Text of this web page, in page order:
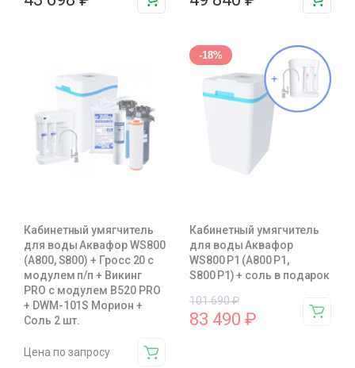
Кабинетный умягчитель
для воды Аквафор WS800
(А800, S800) + Гросс 20 с
модулем п/п + Викинг
PRO с модулем В520 PRO
+ DWM-101S Морион +
Соль 2 шт.
Цена по запросу
-18%
Кабинетный умягчитель
для воды Аквафор
WS800 P1 (А800 P1,
S800 P1) + соль в подарок
101 690₽
83 490 ₽